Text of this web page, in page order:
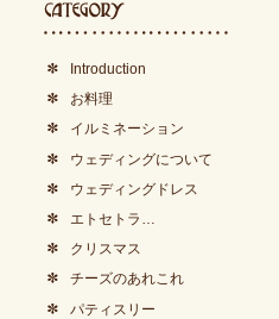
Introduction
お料理
イルミネーション
ウェディングについて
ウェディングドレス
エトセトラ…
クリスマス
チーズのあれこれ
パティスリー